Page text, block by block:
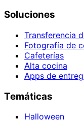
Soluciones
Transferencia
Fotografía de
Cafeterías
Alta cocina
Apps de
Temáticas
Halloween